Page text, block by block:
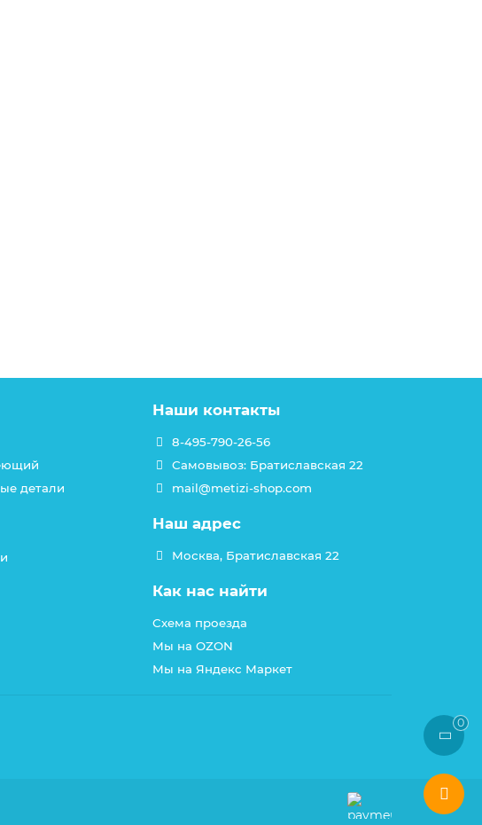
детали
Наши контакты
8-495-790-26-56
Самовывоз: Братиславская 22
mail@metizi-shop.com
Наш адрес
Москва, Братиславская 22
Как нас найти
Схема проезда
Мы на OZON
Мы на Яндекс Маркет
0